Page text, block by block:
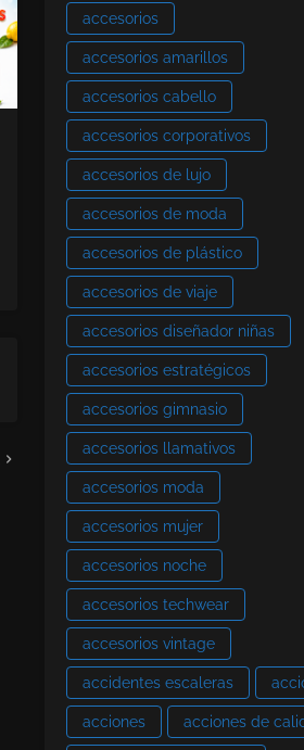
accesorios
accesorios amarillos
accesorios cabello
accesorios corporativos
accesorios de lujo
accesorios de moda
accesorios de plástico
accesorios de viaje
accesorios diseñador niñas
accesorios estratégicos
accesorios gimnasio
accesorios llamativos
accesorios moda
accesorios mujer
accesorios noche
accesorios techwear
accesorios vintage
accidentes escaleras
acciones acciones de